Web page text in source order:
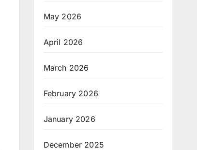
May 2026
April 2026
March 2026
February 2026
January 2026
December 2025